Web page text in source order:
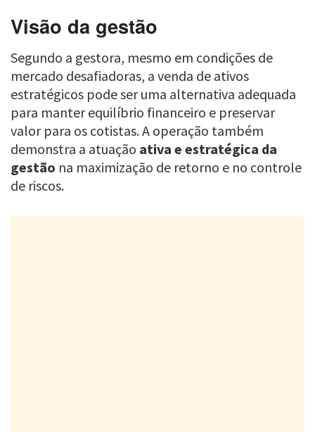
Visão da gestão
Segundo a gestora, mesmo em condições de
mercado desafiadoras, a venda de ativos
estratégicos pode ser uma alternativa adequada
para manter equilíbrio financeiro e preservar
valor para os cotistas. A operação também
demonstra a atuação ativa e estratégica da
gestão na maximização de retorno e no controle
de riscos.